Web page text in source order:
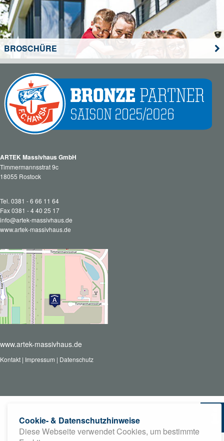
BROSCHÜRE
ARTEK Massivhaus GmbH
Timmermannsstrat 9c
18055 Rostock
Tel. 0381 - 6 66 11 64
Fax 0381 - 4 40 25 17
info@artek-massivhaus.de
www.artek-massivhaus.de
www.artek-massivhaus.de
Kontakt | Impressum | Datenschutz
Cookie- & Datenschutzhinweise
Diese Webseite verwendet Cookies, um bestimmte